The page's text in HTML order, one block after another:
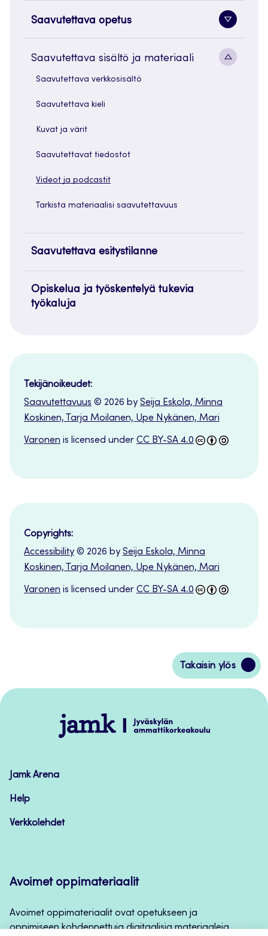
Saavutettava opetus
painike
Saavutettava sisältö ja materiaali
Saavutettava verkkosisältö
Saavutettava kieli
Kuvat ja värit
Saavutettavat tiedostot
Videot ja podcastit
Tarkista materiaalisi saavutettavuus
Saavutettava esitystilanne
Opiskelua ja työskentelyä tukevia
työkaluja
Tekijänoikeudet:
Saavutettavuus © 2026 by Seija Eskola, Minna
Koskinen, Tarja Moilanen, Upe Nykänen, Mari
Varonen is licensed under CC BY-SA 4.0
Copyrights:
Accessibility © 2026 by Seija Eskola, Minna
Koskinen, Tarja Moilanen, Upe Nykänen, Mari
Varonen is licensed under CC BY-SA 4.0
Takaisin ylös
Siirry
takaisin
Jamk
–
Jamk Arena
Help
Verkkolehdet
Avoimet oppimateriaalit
Avoimet oppimateriaalit ovat opetukseen ja
oppimiseen kohdennettuja digitaalisia materiaaleja,